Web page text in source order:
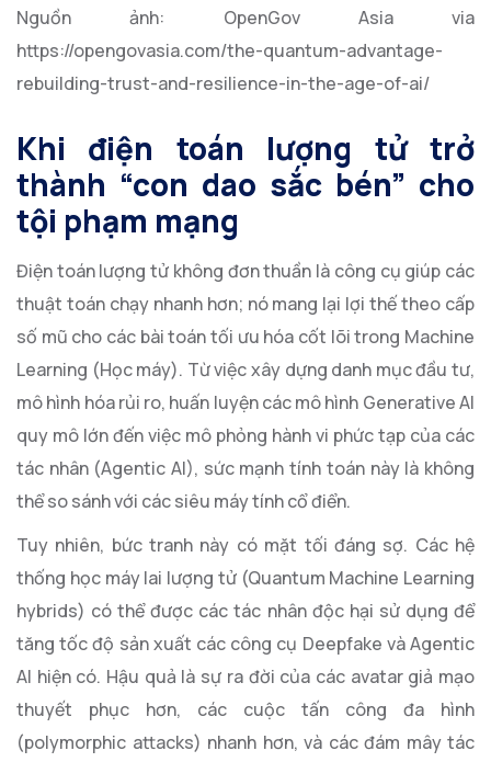
Nguồn ảnh: OpenGov Asia via
https://opengovasia.com/the-quantum-advantage-
rebuilding-trust-and-resilience-in-the-age-of-ai/
Khi điện toán lượng tử trở
thành “con dao sắc bén” cho
tội phạm mạng
Điện toán lượng tử không đơn thuần là công cụ giúp các
thuật toán chạy nhanh hơn; nó mang lại lợi thế theo cấp
số mũ cho các bài toán tối ưu hóa cốt lõi trong Machine
Learning (Học máy). Từ việc xây dựng danh mục đầu tư,
mô hình hóa rủi ro, huấn luyện các mô hình Generative AI
quy mô lớn đến việc mô phỏng hành vi phức tạp của các
tác nhân (Agentic AI), sức mạnh tính toán này là không
thể so sánh với các siêu máy tính cổ điển.
Tuy nhiên, bức tranh này có mặt tối đáng sợ. Các hệ
thống học máy lai lượng tử (Quantum Machine Learning
hybrids) có thể được các tác nhân độc hại sử dụng để
tăng tốc độ sản xuất các công cụ Deepfake và Agentic
AI hiện có. Hậu quả là sự ra đời của các avatar giả mạo
thuyết phục hơn, các cuộc tấn công đa hình
(polymorphic attacks) nhanh hơn, và các đám mây tác